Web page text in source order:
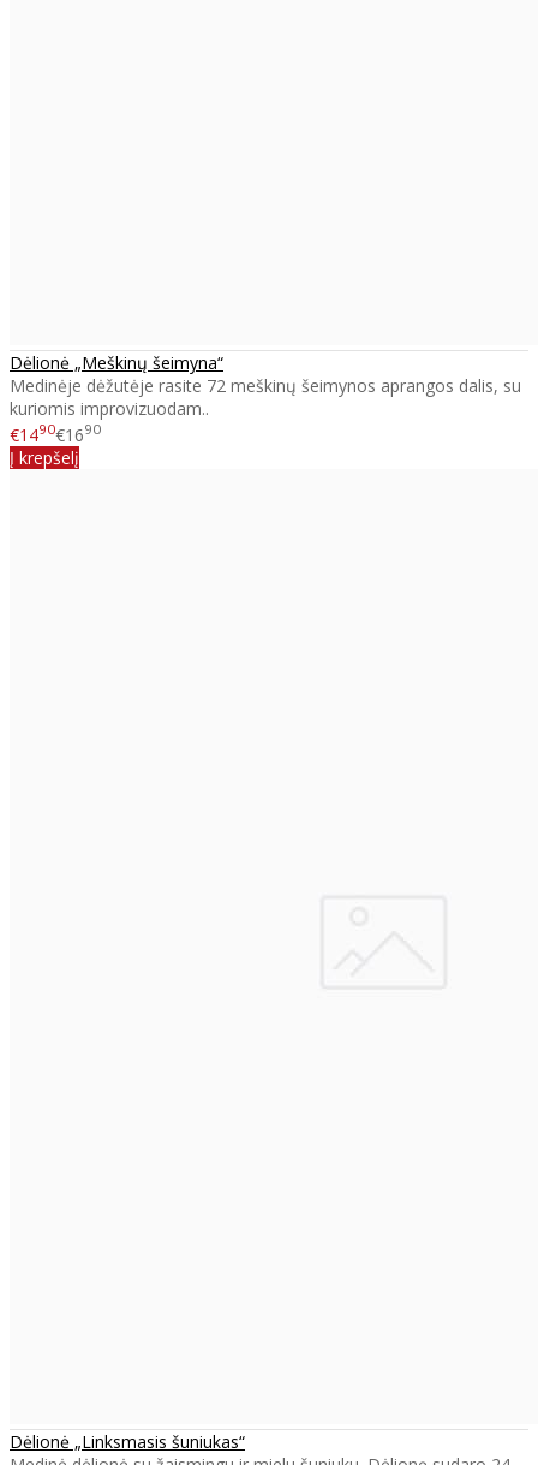
Dėlionė „Meškinų šeimyna“
Medinėje dėžutėje rasite 72 meškinų šeimynos aprangos dalis, su
kuriomis improvizuodam..
€1490€1690
Į krepšelį
Dėlionė „Linksmasis šuniukas“